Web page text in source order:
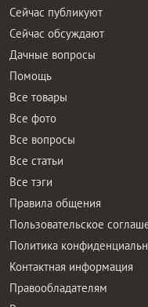
Сейчас публикуют
Сейчас обсуждают
Дачные вопросы
Помощь
Все товары
Все фото
Все вопросы
Все статьи
Все тэги
Правила общения
Пользовательское
Политика
Контактная информация
Правообладателям